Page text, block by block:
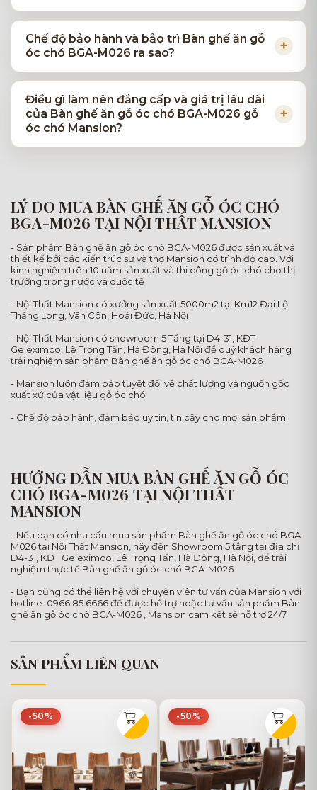
Chế độ bảo hành và bảo trì Bàn ghế ăn gỗ
óc chó BGA-M026 ra sao?
Điều gì làm nên đẳng cấp và giá trị lâu dài
của Bàn ghế ăn gỗ óc chó BGA-M026 gỗ
óc chó Mansion?
LÝ DO MUA BÀN GHẾ ĂN GỖ ÓC CHÓ
BGA-M026 TẠI NỘI THẤT MANSION
- Sản phẩm Bàn ghế ăn gỗ óc chó BGA-M026 được sản xuất và
thiết kế bởi các kiến trúc sư và thợ Mansion có trình độ cao. Với
kinh nghiệm trên 10 năm sản xuất và thi công gỗ óc chó cho thị
trường trong nước và quốc tế
- Nội Thất Mansion có xưởng sản xuất 5000m2 tại Km12 Đại Lộ
Thăng Long, Vân Côn, Hoài Đức, Hà Nội
- Nội Thất Mansion có showroom 5 Tầng tại D4-31, KĐT
Geleximco, Lê Trọng Tấn, Hà Đông, Hà Nội để quý khách hàng
trải nghiệm sản phẩm Bàn ghế ăn gỗ óc chó BGA-M026
- Mansion luôn đảm bảo tuyệt đối về chất lượng và nguốn gốc
xuất xứ của vật liệu gỗ óc chó
- Chế độ bảo hành, đảm bảo uy tín, tin cậy cho mọi sản phẩm.
HƯỚNG DẪN MUA BÀN GHẾ ĂN GỖ ÓC
CHÓ BGA-M026 TẠI NỘI THẤT
MANSION
- Nếu bạn có nhu cầu mua sản phẩm Bàn ghế ăn gỗ óc chó BGA-
M026 tại Nội Thất Mansion, hãy đến Showroom 5 tầng tại địa chỉ
D4-31, KĐT Geleximco, Lê Trọng Tấn, Hà Đông, Hà Nội, để trải
nghiệm thực tế Bàn ghế ăn gỗ óc chó BGA-M026
- Bạn cũng có thể liên hệ với chuyên viên tư vấn của Mansion với
hotline: 0966.85.6666 để được hỗ trợ hoặc tư vấn sản phẩm Bàn
ghế ăn gỗ óc chó BGA-M026 , Mansion cam kết sẽ hỗ trợ 24/7.
SẢN PHẨM LIÊN QUAN
-50% -50%